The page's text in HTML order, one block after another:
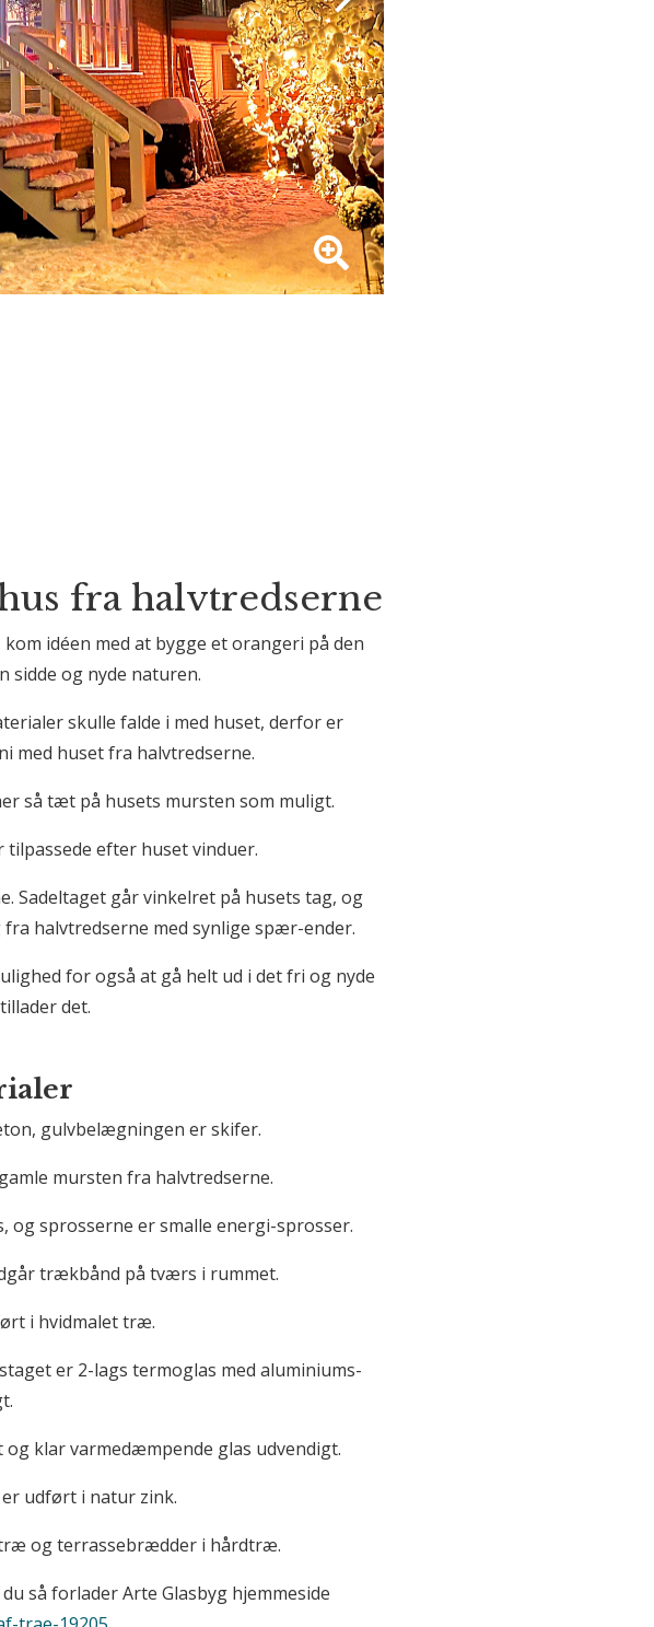
fra halvtredserne
idéen med at bygge et orangeri på den
sidde og nyde naturen.
skulle falde i med huset, derfor er
med huset fra halvtredserne.
så tæt på husets mursten som muligt.
efter huset vinduer.
Sadeltaget går vinkelret på husets tag, og
halvtredserne med synlige spær-ender.
for også at gå helt ud i det fri og nyde
det.
gulvbelægningen er skifer.
mursten fra halvtredserne.
sprosserne er smalle energi-sprosser.
trækbånd på tværs i rummet.
i hvidmalet træ.
er 2-lags termoglas med aluminiums-
klar varmedæmpende glas udvendigt.
udført i natur zink.
og terrassebrædder i hårdtræ.
så forlader Arte Glasbyg hjemmeside